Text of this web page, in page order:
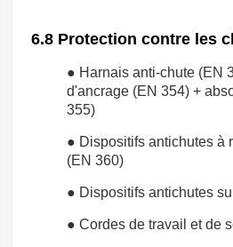
6.8 Protection contre les
● Harnais anti-chute (EN
d'ancrage (EN 354) +
355)
● Dispositifs antichutes à
(EN 360)
● Dispositifs antichutes
● Cordes de travail et de